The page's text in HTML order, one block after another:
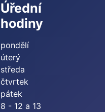
Úřední
hodiny
pondělí
úterý
středa
čtvrtek
pátek
8 - 12 a 13